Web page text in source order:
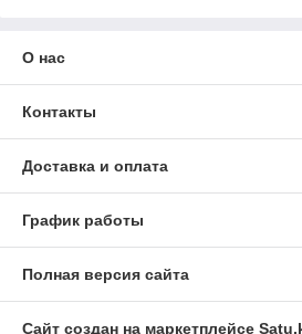
О нас
Контакты
Доставка и оплата
График работы
Полная версия сайта
Сайт создан на маркетплейсе